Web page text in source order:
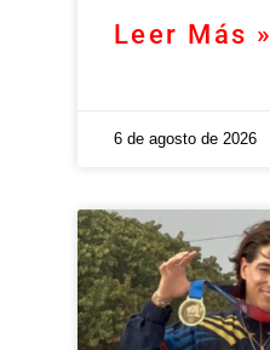
Leer Más »
6 de agosto de 2026